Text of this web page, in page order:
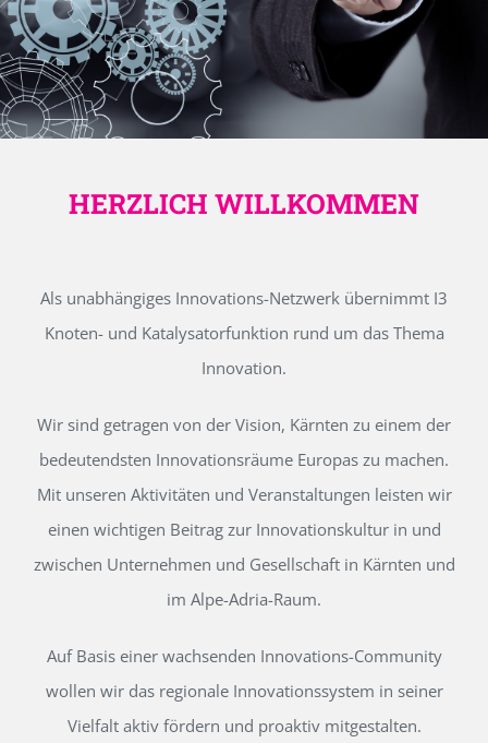
HERZLICH WILLKOMMEN
Als unabhängiges Innovations-Netzwerk übernimmt I3
Knoten- und Katalysatorfunktion rund um das Thema
Innovation.
Wir sind getragen von der Vision, Kärnten zu einem der
bedeutendsten Innovationsräume Europas zu machen.
Mit unseren Aktivitäten und Veranstaltungen leisten wir
einen wichtigen Beitrag zur Innovationskultur in und
zwischen Unternehmen und Gesellschaft in Kärnten und
im Alpe-Adria-Raum.
Auf Basis einer wachsenden Innovations-Community
wollen wir das regionale Innovationssystem in seiner
Vielfalt aktiv fördern und proaktiv mitgestalten.